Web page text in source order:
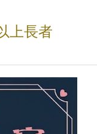
上長者